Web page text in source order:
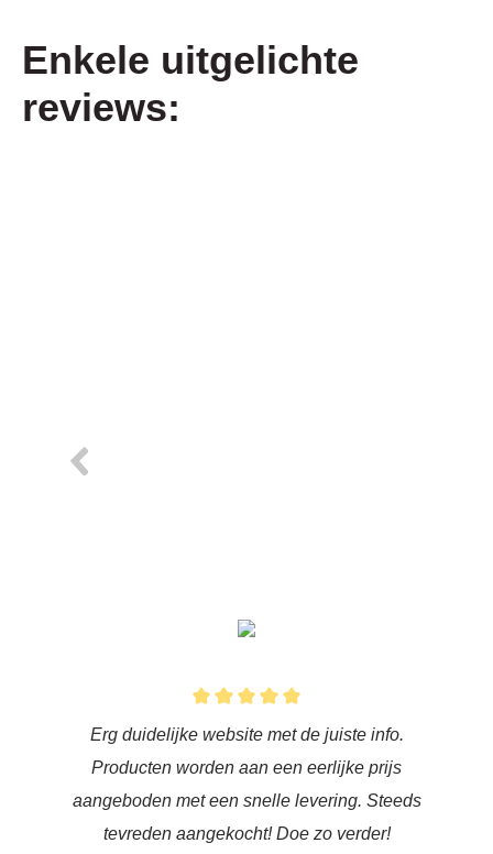
Enkele uitgelichte
reviews:
Erg duidelijke website met de juiste info.
Producten worden aan een eerlijke prijs
aangeboden met een snelle levering. Steeds
tevreden aangekocht! Doe zo verder!